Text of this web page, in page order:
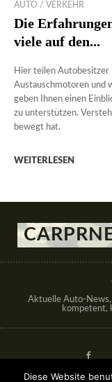
AUTO / VERKEHR
Die
viele auf den...
Hier teilen Autobesitzer
Austauschmotoren und
geben Ihnen einen
zu unterstützen.
bewegt hat.
WEITERLESEN
Aktuelle Auto-News,
kompetent,
Diese Website